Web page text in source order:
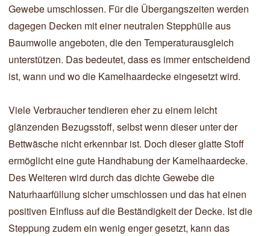
Gewebe umschlossen. Für die Übergangszeiten werden
dagegen Decken mit einer neutralen Stepphülle aus
Baumwolle angeboten, die den Temperaturausgleich
unterstützen. Das bedeutet, dass es immer entscheidend
ist, wann und wo die Kamelhaardecke eingesetzt wird.
Viele Verbraucher tendieren eher zu einem leicht
glänzenden Bezugsstoff, selbst wenn dieser unter der
Bettwäsche nicht erkennbar ist. Doch dieser glatte Stoff
ermöglicht eine gute Handhabung der Kamelhaardecke.
Des Weiteren wird durch das dichte Gewebe die
Naturhaarfüllung sicher umschlossen und das hat einen
positiven Einfluss auf die Beständigkeit der Decke. Ist die
Steppung zudem ein wenig enger gesetzt, kann das